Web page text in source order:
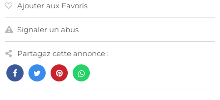
Ajouter aux Favoris
Signaler un abus
Partagez cette annonce :